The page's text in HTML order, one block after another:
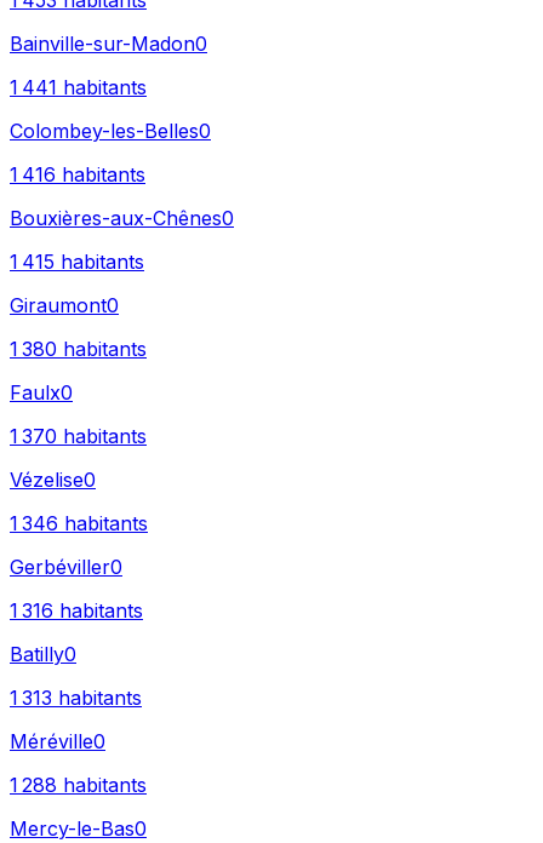
Bainville-sur-Madon0
1 441 habitants
Colombey-les-Belles0
1 416 habitants
Bouxières-aux-Chênes0
1 415 habitants
Giraumont0
1 380 habitants
Faulx0
1 370 habitants
Vézelise0
1 346 habitants
Gerbéviller0
1 316 habitants
Batilly0
1 313 habitants
Méréville0
1 288 habitants
Mercy-le-Bas0